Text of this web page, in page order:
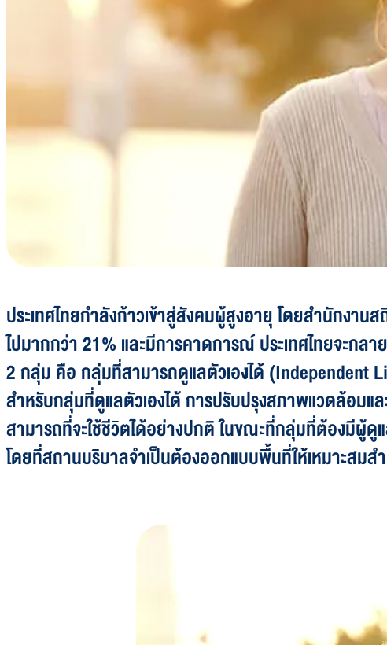
ประเทศไทยกำลังก้าวเข้าสู่สังคมผู้สูงอายุ โดยสำนักงาน
ไปมากกว่า 21% และมีการคาดการณ์ ประเทศไทยจะกล
2 กลุ่ม คือ กลุ่มที่สามารถดูแลตัวเองได้
สำหรับกลุ่มที่ดูแลตัวเองได้ การปรับปรุงสภาพแวดล้อมแล
สามารถที่จะใช้ชีวิตได้อย่างปกติ ในขณะที่กลุ่มที่ต้องมีผู้ดู
โดยที่สถานบริบาลจำเป็นต้องออกแบบพื้นที่ให้เหมาะสม